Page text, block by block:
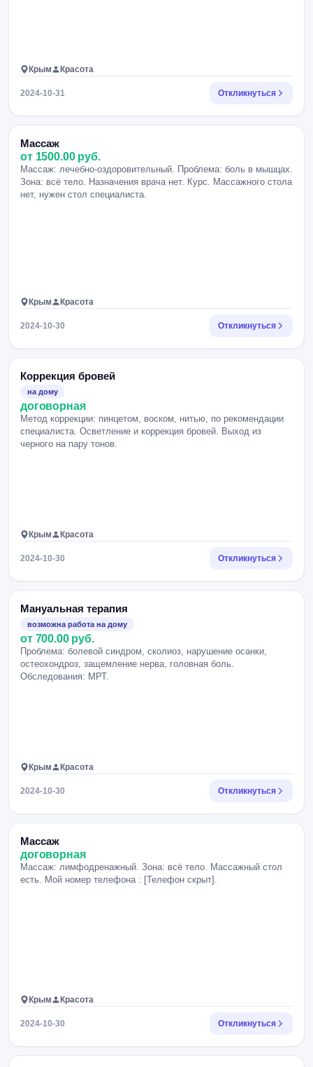
Крым Красота
2024-10-31 Откликнуться
Массаж
от 1500.00 руб.
Массаж: лечебно-оздоровительный. Проблема: боль в мышцах.
Зона: всё тело. Назначения врача нет. Курс. Массажного стола
нет, нужен стол специалиста.
Крым Красота
2024-10-30 Откликнуться
Коррекция бровей
на дому
договорная
Метод коррекции: пинцетом, воском, нитью, по рекомендации
специалиста. Осветление и коррекция бровей. Выход из
черного на пару тонов.
Крым Красота
2024-10-30 Откликнуться
Мануальная терапия
возможна работа на дому
от 700.00 руб.
Проблема: болевой синдром, сколиоз, нарушение осанки,
остеохондроз, защемление нерва, головная боль.
Обследования: МРТ.
Крым Красота
2024-10-30 Откликнуться
Массаж
договорная
Массаж: лимфодренажный. Зона: всё тело. Массажный стол
есть. Мой номер телефона : [Телефон скрыт].
Крым Красота
2024-10-30 Откликнуться